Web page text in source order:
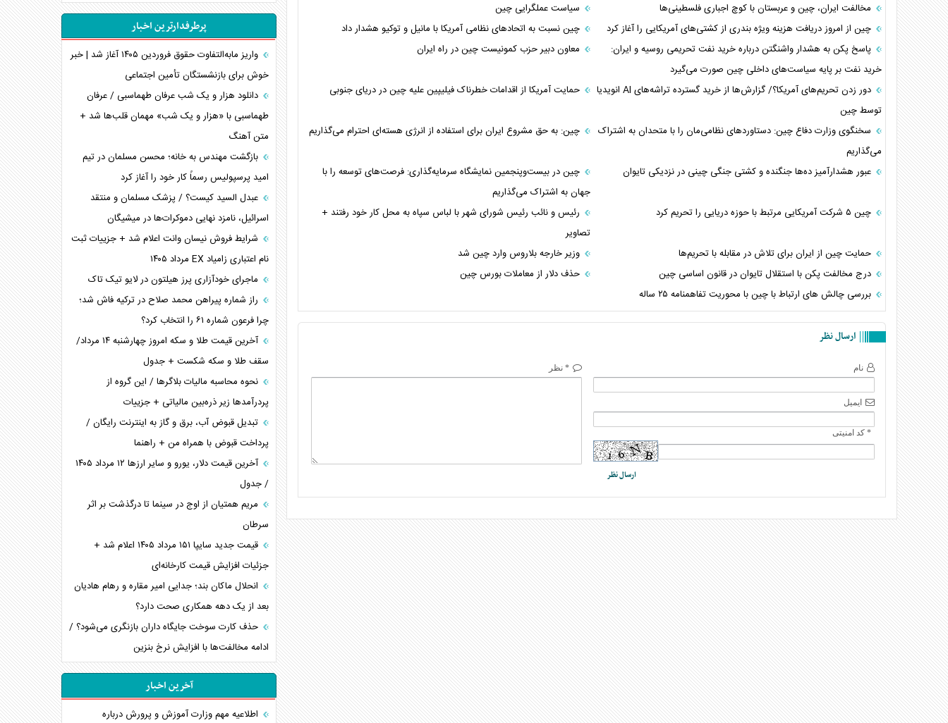
مخالفت ایران، چین و عربستان با کوچ اجباری فلسطینی‌ها
سیاست عملگرایی چین
چین از امروز دریافت هزینه ویژه بندری از کشتی‌های آمریکایی را آغاز کرد
چین نسبت به اتحادهای نظامی آمریکا با مانیل و توکیو هشدار داد
پاسخ پکن به هشدار واشنگتن درباره خرید نفت تحریمی روسیه و ایران:
خرید نفت بر پایه سیاست‌های داخلی چین صورت می‌گیرد
معاون دبیر حزب کمونیست چین در راه ایران
دور زدن تحریم‌های آمریکا؟/ گزارش‌ها از خرید گسترده تراشه‌های AI انویدیا
توسط چین
حمایت آمریکا از اقدامات خطرناک فیلیپین علیه چین در دریای جنوبی
سخنگوی وزارت دفاع چین: دستاوردهای نظامی‌مان را با متحدان به اشتراک
می‌گذاریم
چین: به حق مشروع ایران برای استفاده از انرژی هسته‌ای احترام می‌گذاریم
عبور هشدارآمیز ده‌ها جنگنده و کشتی جنگی چینی در نزدیکی تایوان
چین در بیست‌وپنجمین نمایشگاه سرمایه‌گذاری: فرصت‌های توسعه را با
جهان به اشتراک می‌گذاریم
چین ۵ شرکت آمریکایی مرتبط با حوزه دریایی را تحریم کرد
رئیس و نائب رئیس شورای شهر با لباس سپاه به محل کار خود رفتند +‌
تصاویر
حمایت چین از ایران برای تلاش در مقابله با تحریم‌ها​
وزیر خارجه بلاروس وارد چین شد
درج مخالفت پکن با استقلال تایوان در قانون اساسی چین
حذف دلار از معاملات بورس چین
بررسی چالش های ارتباط با چین با محوریت تفاهمنامه ۲۵ ساله
ارسال نظر
نام
ایمیل
* کد امنیتی
* نظر
چرا کویت به دنبال شریک امنیتی جدید است؟
اعتراف غرب به قدرت ایران در تثبیت معادلات
خطای راهبردی ترامپ مقابل برزیل
متن و حاشیه سفر نتانیاهو به آمریکا
نقش راهبردی ایران در دیپلماسی غذایی جهان
فضای مجازی، چالش تربیتی خانواده‌ها
پیامدهای خطرناک حمله اوکراین به کشتی ایرانی
تجارت خارجی، تحریم و محاصره
پرطرفدارترین اخبار
واریز مابه‌التفاوت حقوق فروردین ۱۴۰۵ آغاز شد | خبر
خوش برای بازنشستگان تأمین اجتماعی
دانلود هزار و یک شب عرفان طهماسبی / عرفان
طهماسبی با «هزار و یک شب» مهمان قلب‌ها شد +
متن آهنگ
بازگشت مهندس به خانه؛ محسن مسلمان در تیم
امید پرسپولیس رسماً کار خود را آغاز کرد
عبدل السید کیست؟ / پزشک مسلمان و منتقد
اسرائیل، نامزد نهایی دموکرات‌ها در میشیگان
شرایط فروش نیسان وانت اعلام شد + جزییات ثبت
نام اعتباری زامیاد EX مرداد ۱۴۰۵
ماجرای خودآزاری پرز هیلتون در لایو تیک تاک
راز شماره پیراهن محمد صلاح در ترکیه فاش شد؛
چرا فرعون شماره ۶۱ را انتخاب کرد؟
آخرین قیمت طلا و سکه امروز چهارشنبه ۱۴ مرداد/
سقف طلا و سکه شکست + جدول
نحوه محاسبه مالیات بلاگر‌ها / این گروه از
پردرآمد‌ها زیر ذره‌بین مالیاتی + جزییات
تبدیل قبوض آب، برق و گاز به اینترنت رایگان /
پرداخت قبوض با همراه من + راهنما
آخرین قیمت دلار، یورو و سایر ارز‌ها ۱۲ مرداد ۱۴۰۵
/ جدول
مریم همتیان از اوج در سینما تا درگذشت بر اثر
سرطان
قیمت جدید سایپا ۱۵۱ مرداد ۱۴۰۵ اعلام شد +
جزئیات افزایش قیمت کارخانه‌ای
انحلال ماکان بند؛ جدایی امیر مقاره و رهام هادیان
بعد از یک دهه همکاری صحت دارد؟
حذف کارت سوخت جایگاه داران بازنگری می‌شود؟ /
ادامه مخالفت‌ها با افزایش نرخ بنزین
آخرین اخبار
اطلاعیه مهم وزارت آموزش و پرورش درباره